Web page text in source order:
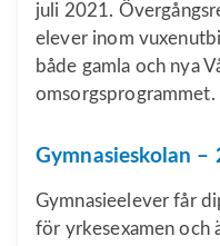
juli 2021.
elever inom
både gamla och nya
omsorgsprogrammet.
Gymnasieskolan –
Gymnasieelever får
för yrkesexamen och